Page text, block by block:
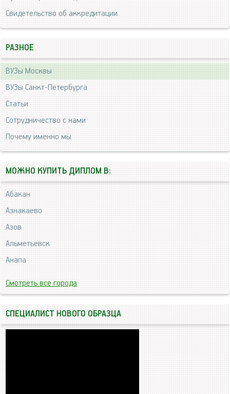
Свидетельство об аккредитации
РАЗНОЕ
ВУЗы Москвы
ВУЗы Санкт-Петербурга
Статьи
Сотрудничество с нами
Почему именно мы
МОЖНО КУПИТЬ ДИПЛОМ В:
Абакан
Азнакаево
Азов
Альметьевск
Анапа
Смотреть все города
СПЕЦИАЛИСТ НОВОГО ОБРАЗЦА